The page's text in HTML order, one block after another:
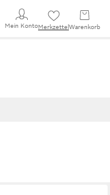
Mein KontoMerkzettel Warenkorb